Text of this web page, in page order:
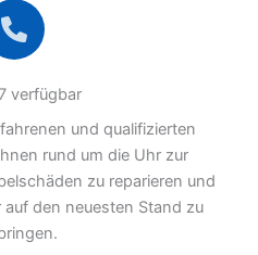
verfügbar
und qualifizierten
rund um die Uhr zur
zu reparieren und
den neuesten Stand zu